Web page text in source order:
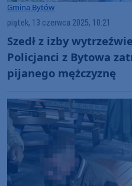
Gmina Bytów
piątek, 13 czerwca 2025, 10:21
Szedł z izby
Policjanci z Bytowa
pijanego mężczyznę